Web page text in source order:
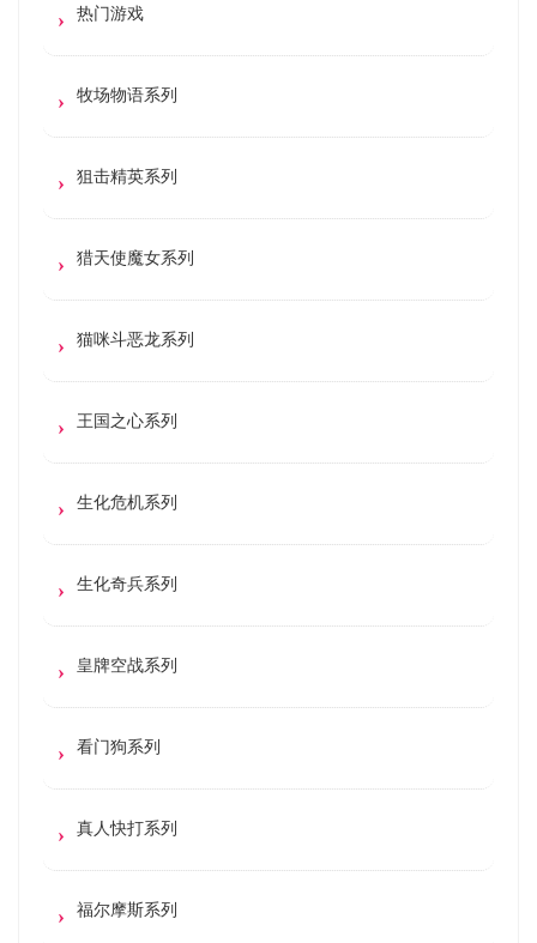
热门游戏
牧场物语系列
狙击精英系列
猎天使魔女系列
猫咪斗恶龙系列
王国之心系列
生化危机系列
生化奇兵系列
皇牌空战系列
看门狗系列
真人快打系列
福尔摩斯系列